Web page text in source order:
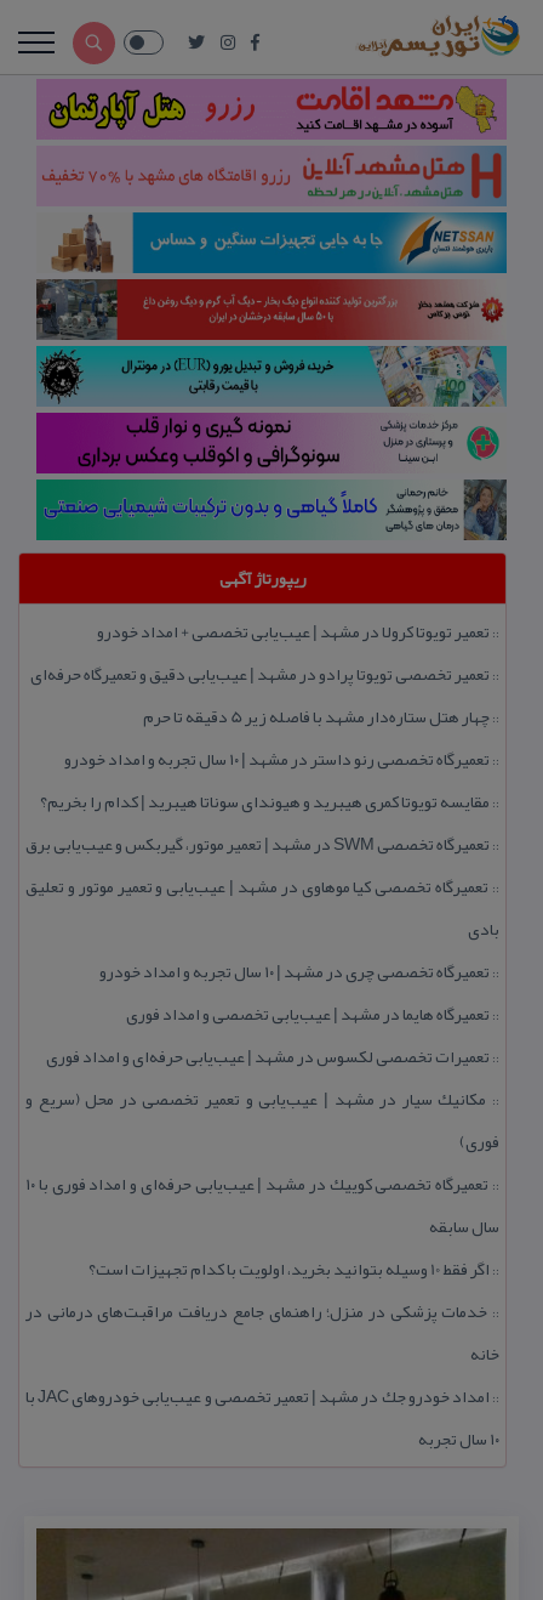
ریپورتاژ آگهی
:: تعمیر تویوتا كرولا در مشهد | عیب‌یابی تخصصی + امداد خودرو
:: تعمیر تخصصی تویوتا پرادو در مشهد | عیب‌یابی دقیق و تعمیرگاه حرفه‌ای
::چهار هتل‌ ستاره‌دار مشهد با فاصله زیر 5 دقیقه تا حرم
:: تعمیرگاه تخصصی رنو داستر در مشهد | ۱۰ سال تجربه و امداد خودرو
:: مقایسه تویوتا كمری هیبرید و هیوندای سوناتا هیبرید | كدام را بخریم؟
:: تعمیرگاه تخصصی SWM در مشهد | تعمیر موتور، گیربكس و عیب‌یابی برق
:: تعمیرگاه تخصصی كیا موهاوی در مشهد | عیب‌یابی و تعمیر موتور و تعلیق
بادی
:: تعمیرگاه تخصصی چری در مشهد | ۱۰ سال تجربه و امداد خودرو
:: تعمیرگاه هایما در مشهد | عیب‌یابی تخصصی و امداد فوری
:: تعمیرات تخصصی لكسوس در مشهد | عیب‌یابی حرفه‌ای و امداد فوری
:: مكانیك سیار در مشهد | عیب‌یابی و تعمیر تخصصی در محل (سریع و
فوری)
::
تعمیرگاه تخصصی كوییك در مشهد | عیب‌یابی حرفه‌ای و امداد فوری با ۱۰
سال سابقه
:: اگر فقط 10 وسیله بتوانید بخرید، اولویت با كدام تجهیزات است؟
:: خدمات پزشكی در منزل؛ راهنمای جامع دریافت مراقبت‌های درمانی در
خانه
::
امداد خودرو جك در مشهد | تعمیر تخصصی و عیب‌یابی خودروهای JAC با
۱۰ سال تجربه